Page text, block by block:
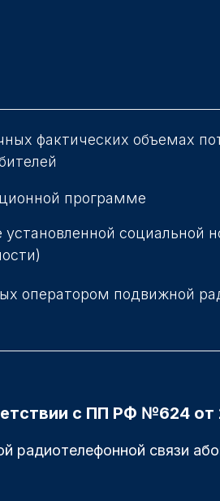
с ПП РФ №624 от
программе
социальной
оператором подвижной
фактических объемах
связи